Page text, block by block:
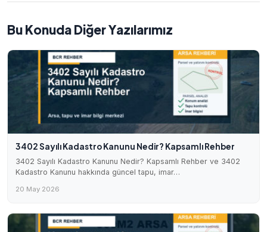
Bu Konuda Diğer Yazılarımız
3402 Sayılı Kadastro Kanunu Nedir? Kapsamlı Rehber
3402 Sayılı Kadastro Kanunu Nedir? Kapsamlı Rehber ve 3402
Kadastro Kanunu hakkında güncel tapu, imar…
20 May 2026